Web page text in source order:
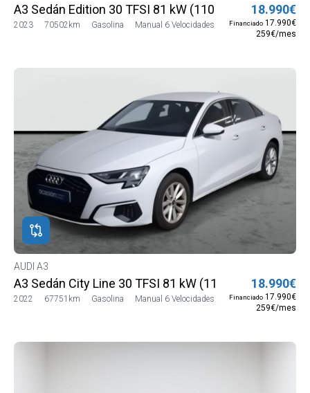
A3 Sedán Edition 30 TFSI 81 kW (110 CV)
2023 70502km Gasolina Manual 6 Velocidades
18.990€
Financiado 17.990€
259€/mes
AUDI A3
A3 Sedán City Line 30 TFSI 81 kW (110 CV)
2022 67751km Gasolina Manual 6 Velocidades
18.990€
Financiado 17.990€
259€/mes